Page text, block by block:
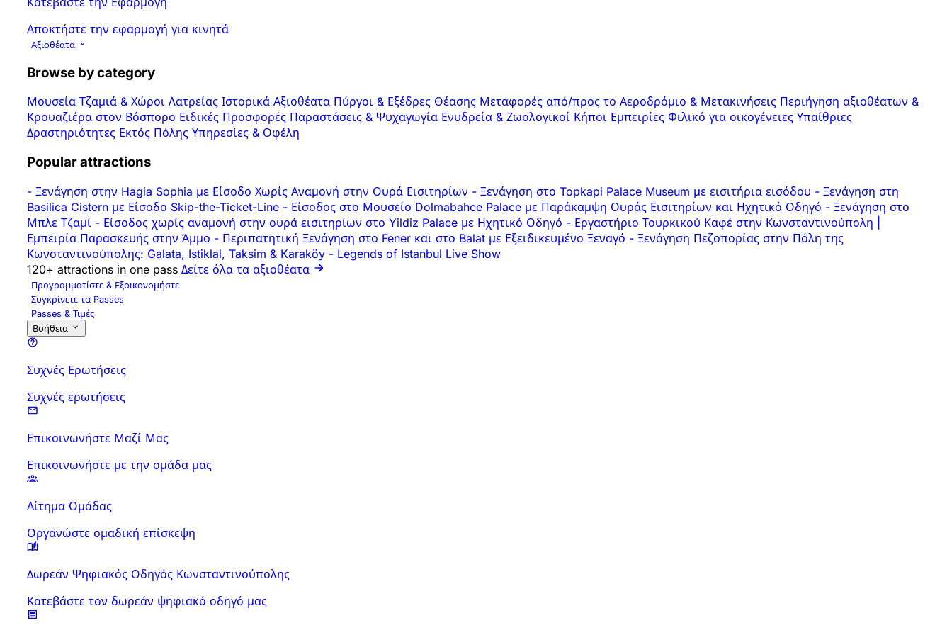
Αποκτήστε την εφαρμογή για κινητά
Αξιοθέατα
Browse by category
Μουσεία Τζαμιά & Χώροι Λατρείας Ιστορικά Αξιοθέατα Πύργοι & Εξέδρες Θέασης Μεταφορές από/προς το Αεροδρόμιο & Μετακινήσεις Περιήγηση αξιοθέατων &
Κρουαζιέρα στον Βόσπορο Ειδικές Προσφορές Παραστάσεις & Ψυχαγωγία Ενυδρεία & Ζωολογικοί Κήποι Εμπειρίες Φιλικό για οικογένειες Υπαίθριες
Δραστηριότητες Εκτός Πόλης Υπηρεσίες & Οφέλη
Popular attractions
- Ξενάγηση στην Hagia Sophia με Είσοδο Χωρίς Αναμονή στην Ουρά Εισιτηρίων - Ξενάγηση στο Topkapi Palace Museum με εισιτήρια εισόδου - Ξενάγηση στη
Basilica Cistern με Είσοδο Skip-the-Ticket-Line - Είσοδος στο Μουσείο Dolmabahce Palace με Παράκαμψη Ουράς Εισιτηρίων και Ηχητικό Οδηγό - Ξενάγηση στο
Μπλε Τζαμί - Είσοδος χωρίς αναμονή στην ουρά εισιτηρίων στο Yildiz Palace με Ηχητικό Οδηγό - Εργαστήριο Τουρκικού Καφέ στην Κωνσταντινούπολη |
Εμπειρία Παρασκευής στην Άμμο - Περιπατητική Ξενάγηση στο Fener και στο Balat με Εξειδικευμένο Ξεναγό - Ξενάγηση Πεζοπορίας στην Πόλη της
Κωνσταντινούπολης: Galata, Istiklal, Taksim & Karaköy - Legends of Istanbul Live Show
120+ attractions in one pass Δείτε όλα τα αξιοθέατα
Προγραμματίστε & Εξοικονομήστε
Συγκρίνετε τα Passes
Passes & Τιμές
Βοήθεια
Συχνές Ερωτήσεις
Συχνές ερωτήσεις
Επικοινωνήστε Μαζί Μας
Επικοινωνήστε με την ομάδα μας
Αίτημα Ομάδας
Οργανώστε ομαδική επίσκεψη
Δωρεάν Ψηφιακός Οδηγός Κωνσταντινούπολης
Κατεβάστε τον δωρεάν ψηφιακό οδηγό μας